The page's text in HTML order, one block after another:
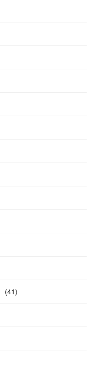
(41)